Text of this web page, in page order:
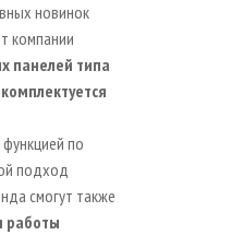
новинок
компании
панелей типа
комплектуется
по
подход
смогут также
работы